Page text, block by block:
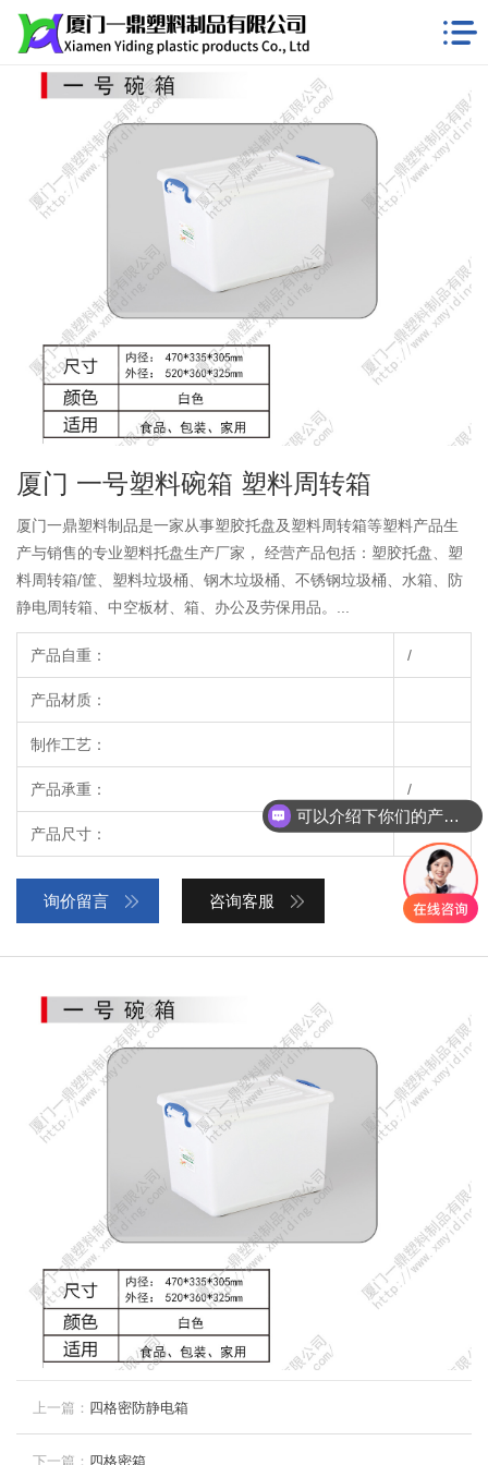
厦门 一号塑料碗箱 塑料周转箱
厦门一鼎塑料制品是一家从事塑胶托盘及塑料周转箱等塑料产品生
产与销售的专业塑料托盘生产厂家， 经营产品包括：塑胶托盘、塑
料周转箱/筐、塑料垃圾桶、钢木垃圾桶、不锈钢垃圾桶、水箱、防
静电周转箱、中空板材、箱、办公及劳保用品。...
产品自重： /
产品材质：
制作工艺：
产品承重： /
产品尺寸：
询价留言 咨询客服
上一篇： 四格密防静电箱
下一篇： 四格密箱
可以介绍下你们的产品么？